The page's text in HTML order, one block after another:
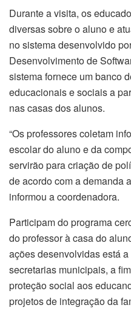
Durante a visita, os
diversas sobre o aluno e
no sistema desenvolvido
Desenvolvimento de
sistema fornece um banco
educacionais e sociais a
nas casas dos alunos.
“Os professores coletam
escolar do aluno e da
servirão para criação de
de acordo com a demanda
informou a coordenadora.
Participam do programa
do professor à casa do
ações desenvolvidas está
secretarias municipais, a
proteção social aos
projetos de integração da